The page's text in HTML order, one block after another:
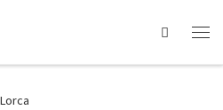
Search